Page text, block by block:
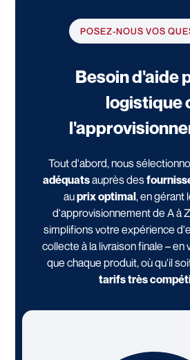
POSEZ-NOUS VOS
Besoin d'aide
logistique
Tout d'abord, nous
adéquatsauprès des
auprix optimal, en gérant
d'approvisionnement de A à
simplifions votre expérience
collecte à la livraison finale – en
que chaque produit, où qu'il
tarifs très